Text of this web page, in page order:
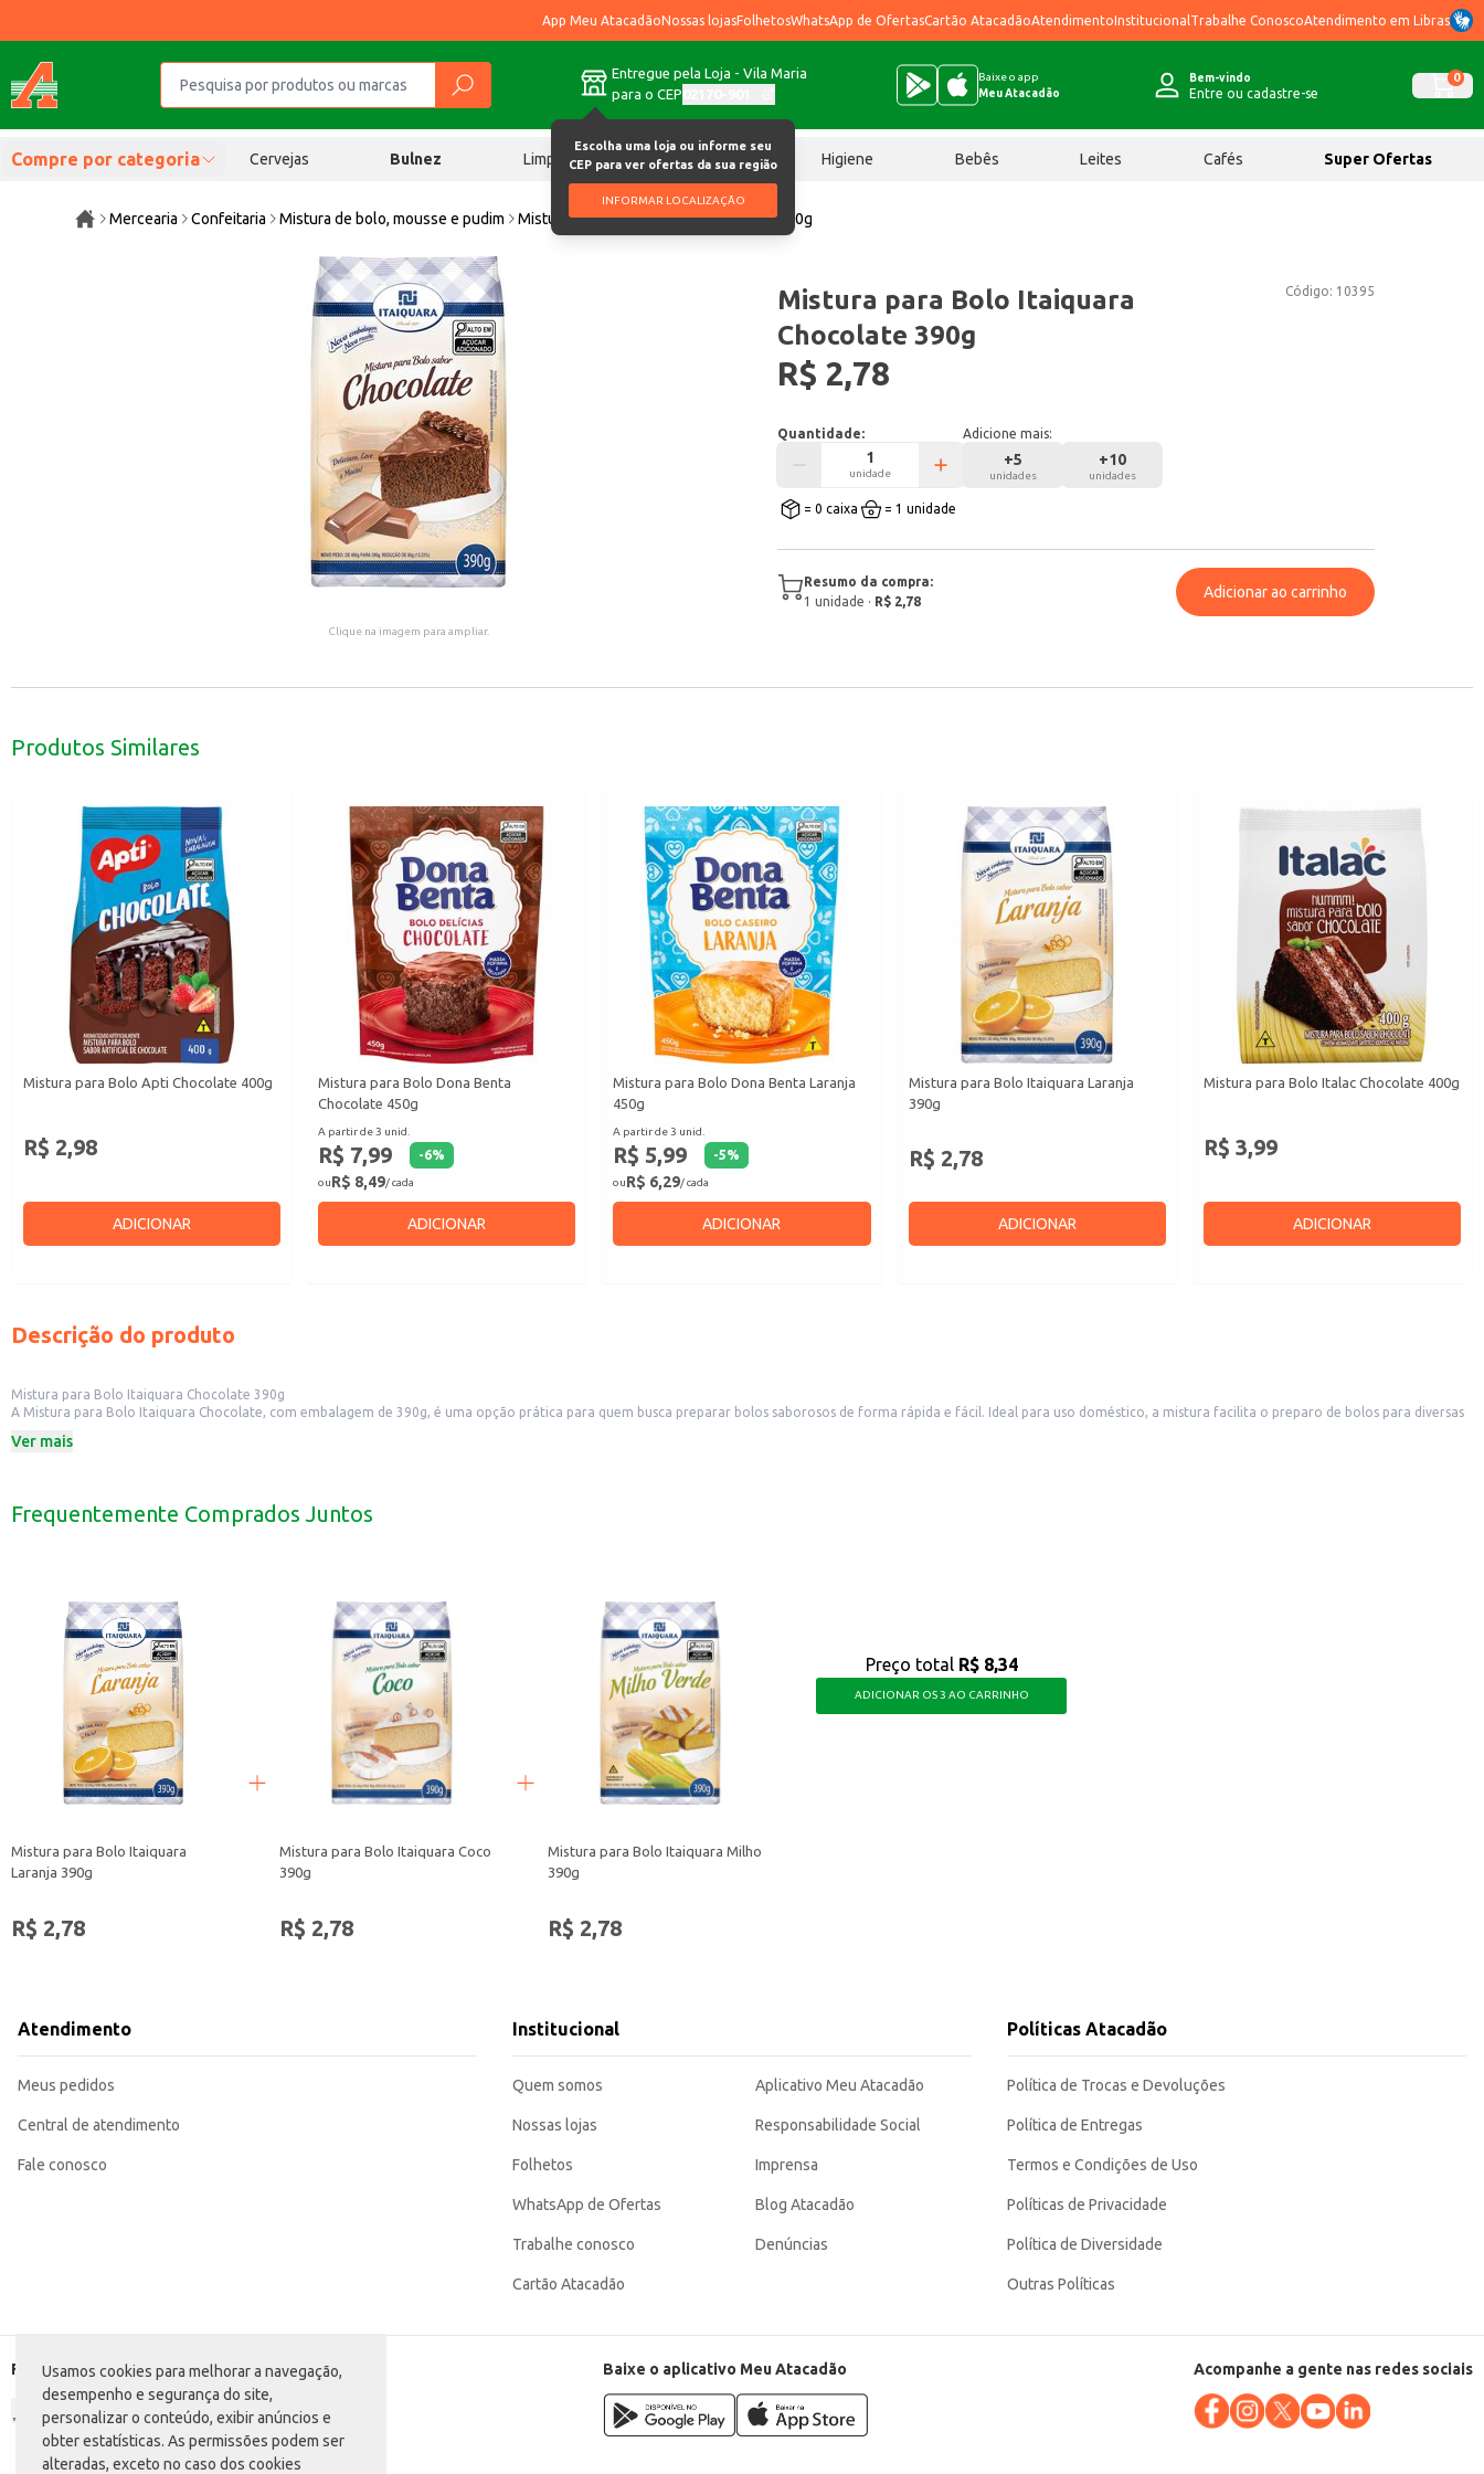
Usamos cookies para melhorar a navegação,
desempenho e segurança do site,
personalizar o conteúdo, exibir anúncios e
obter estatísticas. As permissões podem ser
alteradas, exceto no caso dos cookies
App Meu AtacadãoNossas lojasFolhetosWhatsApp de OfertasCartão AtacadãoAtendimentoInstitucional Trabalhe ConoscoAtendimento em Libras
Entregue pela Loja - Vila Maria
para o CEP
Escolha uma loja ou informe seu
CEP para ver ofertas da sua região
INFORMAR LOCALIZAÇÃO
Baixe o app
Meu Atacadão
Bem-vindo
Entre ou cadastre-se
0
Compre por categoria Cervejas Bulnez Limpeza Chocolates Higiene Bebês Leites Cafés Super Ofertas
Mercearia Confeitaria Mistura de bolo, mousse e pudim Mistura para Bolo Itaiquara Chocolate 390g
Clique na imagem para ampliar.
Código: 10395
Mistura para Bolo Itaiquara
Chocolate 390g
R$ 2,78
Quantidade:
unidade
Adicione mais:
+5
unidades
+10
unidades
= 0 caixa = 1 unidade
Resumo da compra:
1 unidade · R$ 2,78
Adicionar ao carrinho
Produtos Similares
Mistura para Bolo Apti Chocolate 400g
R$ 2,98
ADICIONAR
Mistura para Bolo Dona Benta
Chocolate 450g
A partir de 3 unid.
R$ 7,99 -6%
ouR$ 8,49/ cada
ADICIONAR
Mistura para Bolo Dona Benta Laranja
450g
A partir de 3 unid.
R$ 5,99 -5%
ouR$ 6,29/ cada
ADICIONAR
Mistura para Bolo Itaiquara Laranja
390g
R$ 2,78
ADICIONAR
Mistura para Bolo Italac Chocolate 400g
R$ 3,99
ADICIONAR
Descrição do produto
Mistura para Bolo Itaiquara Chocolate 390g
A Mistura para Bolo Itaiquara Chocolate, com embalagem de 390g, é uma opção prática para quem busca preparar bolos saborosos de forma rápida e fácil. Ideal para uso doméstico, a mistura facilita o preparo de bolos para diversas
Dicas de Uso:
Ideal para quem busca praticidade sem abrir mão do sabor.
Ver mais
Frequentemente Comprados Juntos
Mistura para Bolo Itaiquara
Laranja 390g
R$ 2,78
Mistura para Bolo Itaiquara Coco
390g
R$ 2,78
Mistura para Bolo Itaiquara Milho
390g
R$ 2,78
Preço total R$ 8,34
ADICIONAR OS 3 AO CARRINHO
Atendimento
Meus pedidos
Central de atendimento
Fale conosco
Institucional
Quem somos
Nossas lojas
Folhetos
WhatsApp de Ofertas
Trabalhe conosco
Cartão Atacadão
Aplicativo Meu Atacadão
Responsabilidade Social
Imprensa
Blog Atacadão
Denúncias
Políticas Atacadão
Política de Trocas e Devoluções
Política de Entregas
Termos e Condições de Uso
Políticas de Privacidade
Política de Diversidade
Outras Políticas
Formas de pagamento Baixe o aplicativo Meu Atacadão Acompanhe a gente nas redes sociais